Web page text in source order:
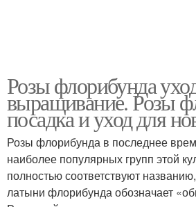
Розы флорибунда
выращивание. Розы
посадка и уход для
Розы флорибунда в последнее
наиболее популярных групп этой
полностью соответствуют
латыни флорибунда обозначает